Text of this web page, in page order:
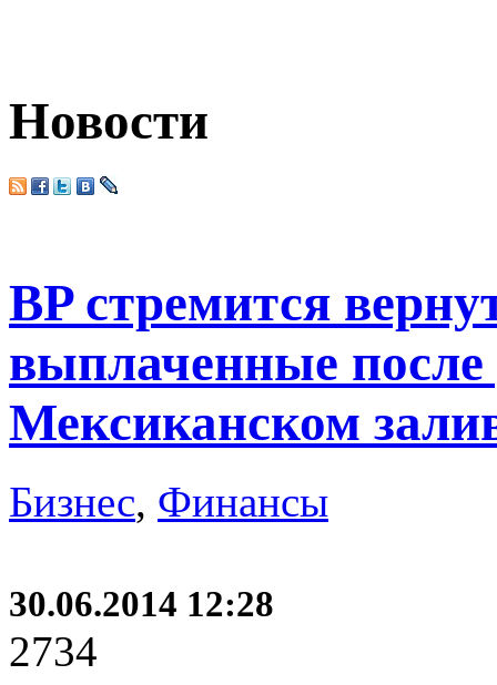
Новости
BP стремится
выплаченные
Мексиканском
Бизнес, Финансы
30.06.2014 12:28
2734